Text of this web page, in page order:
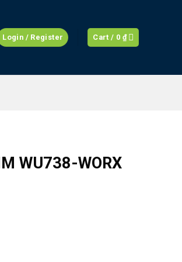
Login / Register Cart / 0 ₫
WU738-WORX